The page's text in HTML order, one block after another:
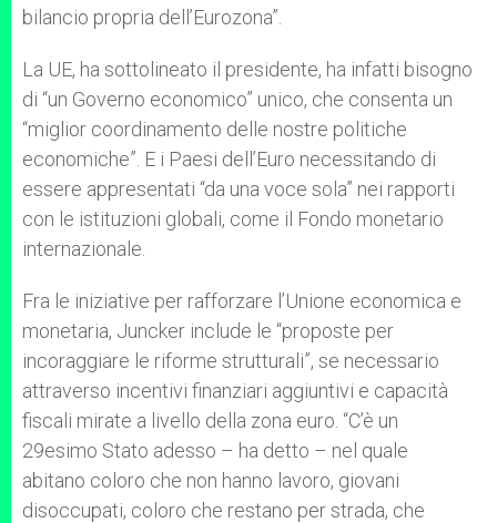
bilancio propria dell’Eurozona”.
La UE, ha sottolineato il presidente, ha infatti bisogno
di “un Governo economico” unico, che consenta un
“miglior coordinamento delle nostre politiche
economiche”. E i Paesi dell’Euro necessitando di
essere appresentati “da una voce sola” nei rapporti
con le istituzioni globali, come il Fondo monetario
internazionale.
Fra le iniziative per rafforzare l’Unione economica e
monetaria, Juncker include le “proposte per
incoraggiare le riforme strutturali”, se necessario
attraverso incentivi finanziari aggiuntivi e capacità
fiscali mirate a livello della zona euro. “C’è un
29esimo Stato adesso – ha detto – nel quale
abitano coloro che non hanno lavoro, giovani
disoccupati, coloro che restano per strada, che